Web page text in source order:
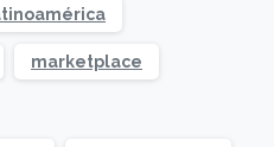
marketplace